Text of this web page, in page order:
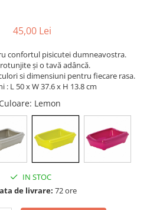
45,00 Lei
confortul pisicutei dumneavostra.
și o tavă adâncă.
si dimensiuni pentru fiecare rasa.
: L 50 x W 37.6 x H 13.8 cm
Culoare: Lemon
IN STOC
de livrare: 72 ore